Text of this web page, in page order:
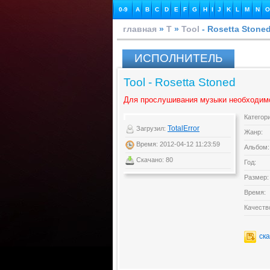
0-9 A B C D E F G H I J K L M N O
главная » T » Tool - Rosetta Stoned
ИСПОЛНИТЕЛЬ
Tool - Rosetta Stoned
Для прослушивания музыки
Загрузил: TotalError
Время: 2012-04-12 11:23:59
Скачано: 80
Жанр:
Альбом:
Год:
Размер:
Время: